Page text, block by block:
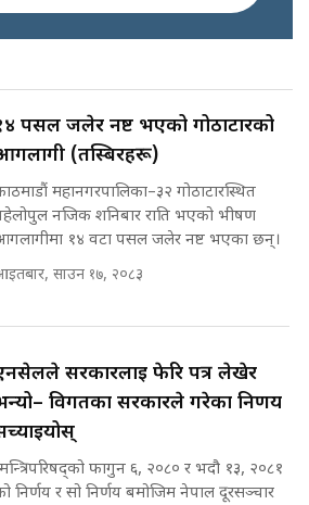
अदालतको गुनासो अब सिधै सर्वोच्चमा
|| Court Grievances Directly to
the Supreme Court ||
SIDHAKURA
इनड्राइभ || SIDHAKURA ||
राष्ट्रिय सवालमा ९ दल एकजुट ||
Prachanda, Rabi, Gagan Stand
on the Same Page ||
SIDHAKURA ||
SIDHAKURA
पोप्पोको पासोः कमाउने लोभमा घरबार नै
उठिबास | The Dark Side of
'Poppo Live'-SIDHAKURA
INVESTIGATION
घुसको डिल || Raj Kumar Gupta ||
घुसको डिल गर्ने मन्त्रीकाे राजिनामा,
भूमिसुधार मन्त्रीलाई जोगाइदै ! ||
SIDHAKURA ||
पसल जलेर नष्ट भएको गोठाटारको
(तस्बिरहरू)
महानगरपालिका–३२ गोठाटारस्थित
नजिक शनिबार राति भएको भीषण
१४ वटा पसल जलेर नष्ट भएका छन्।
साउन १७, २०८३
सरकारलाई फेरि पत्र लेखेर
विगतका सरकारले गरेका निर्णय
फागुन ६, २०८० र भदौ १३, २०८१
निर्णय र सो निर्णय बमोजिम नेपाल दूरसञ्चार